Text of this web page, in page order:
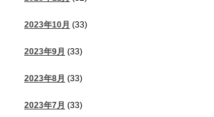
2023年10月 (33)
2023年9月 (33)
2023年8月 (33)
2023年7月 (33)